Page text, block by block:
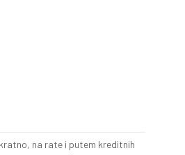
na rate i putem kreditnih